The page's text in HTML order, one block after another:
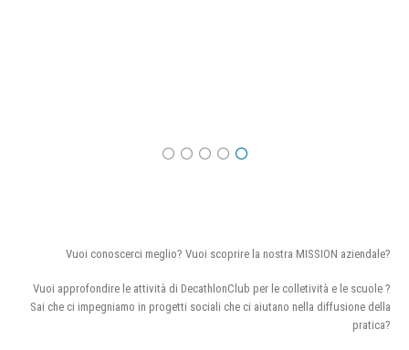
Vuoi conoscerci meglio? Vuoi scoprire la nostra MISSION aziendale?
Vuoi approfondire le attività di DecathlonClub per le colletività e le scuole ?
Sai che ci impegniamo in progetti sociali che ci aiutano nella diffusione della
pratica?